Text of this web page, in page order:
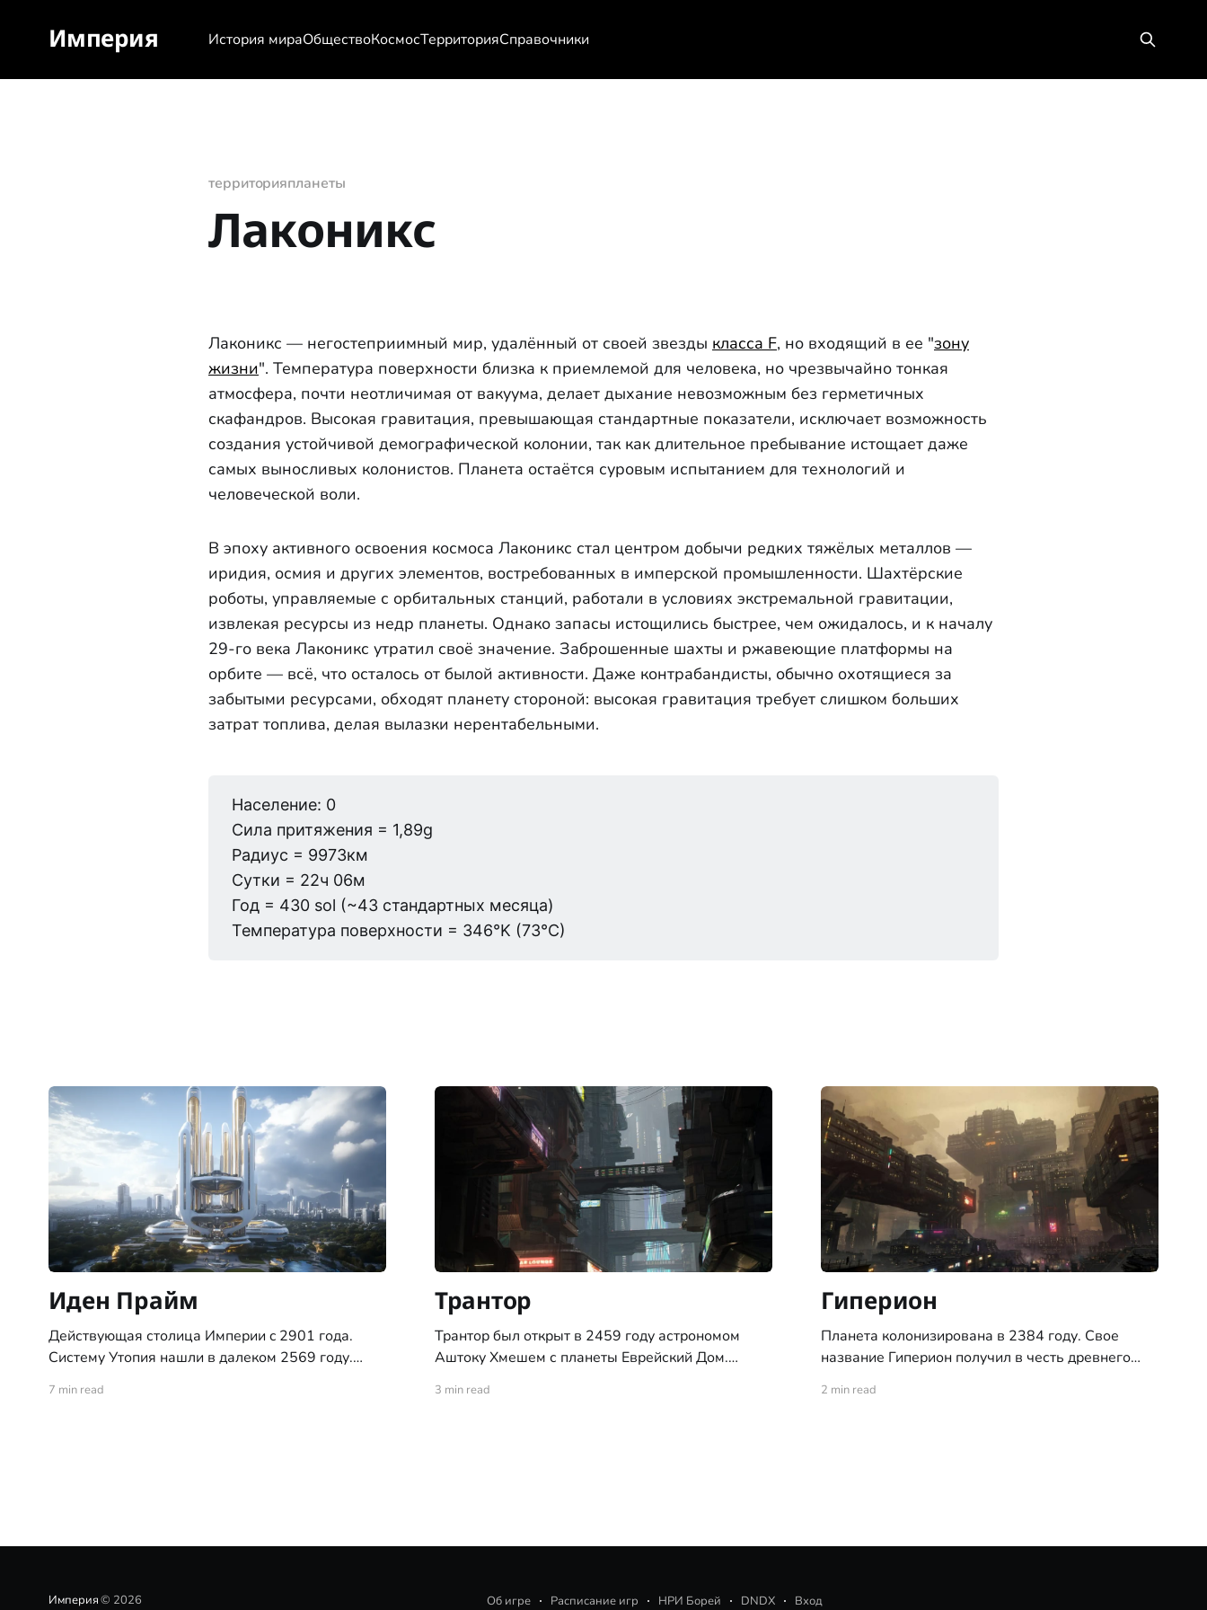
Империя История мираОбществоКосмосТерриторияСправочники
территорияпланеты
Лаконикс
Лаконикс — негостеприимный мир, удалённый от своей звезды класса F, но входящий в ее "зону
жизни". Температура поверхности близка к приемлемой для человека, но чрезвычайно тонкая
атмосфера, почти неотличимая от вакуума, делает дыхание невозможным без герметичных
скафандров. Высокая гравитация, превышающая стандартные показатели, исключает возможность
создания устойчивой демографической колонии, так как длительное пребывание истощает даже
самых выносливых колонистов. Планета остаётся суровым испытанием для технологий и
человеческой воли.
В эпоху активного освоения космоса Лаконикс стал центром добычи редких тяжёлых металлов —
иридия, осмия и других элементов, востребованных в имперской промышленности. Шахтёрские
роботы, управляемые с орбитальных станций, работали в условиях экстремальной гравитации,
извлекая ресурсы из недр планеты. Однако запасы истощились быстрее, чем ожидалось, и к началу
29-го века Лаконикс утратил своё значение. Заброшенные шахты и ржавеющие платформы на
орбите — всё, что осталось от былой активности. Даже контрабандисты, обычно охотящиеся за
забытыми ресурсами, обходят планету стороной: высокая гравитация требует слишком больших
затрат топлива, делая вылазки нерентабельными.
Население: 0
Сила притяжения = 1,89g
Радиус = 9973км
Сутки = 22ч 06м
Год = 430 sol (~43 стандартных месяца)
Температура поверхности = 346°K (73°C)
Иден Прайм
Действующая столица Империи c 2901 года.
Систему Утопия нашли в далеком 2569 году.
7 min read
Трантор
Трантор был открыт в 2459 году астрономом
Аштоку Хмешем с планеты Еврейский Дом.
3 min read
Гиперион
Планета колонизирована в 2384 году. Свое
название Гиперион получил в честь древнего
2 min read
Империя© 2026 Об игре Расписание игр НРИ Борей DNDX Вход